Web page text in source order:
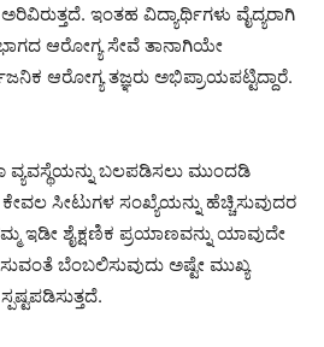
ಇಂತಹ ವಿದ್ಯಾರ್ಥಿಗಳು ವೈದ್ಯರಾಗಿ
ಆರೋಗ್ಯ ಸೇವೆ ತಾನಾಗಿಯೇ
ಆರೋಗ್ಯ ತಜ್ಞರು ಅಭಿಪ್ರಾಯಪಟ್ಟಿದ್ದಾರೆ.
ವ್ಯವಸ್ಥೆಯನ್ನು ಬಲಪಡಿಸಲು ಮುಂದಡಿ
ಸೀಟುಗಳ ಸಂಖ್ಯೆಯನ್ನು ಹೆಚ್ಚಿಸುವುದರ
ಇಡೀ ಶೈಕ್ಷಣಿಕ ಪ್ರಯಾಣವನ್ನು ಯಾವುದೇ
ಬೆಂಬಲಿಸುವುದು ಅಷ್ಟೇ ಮುಖ್ಯ